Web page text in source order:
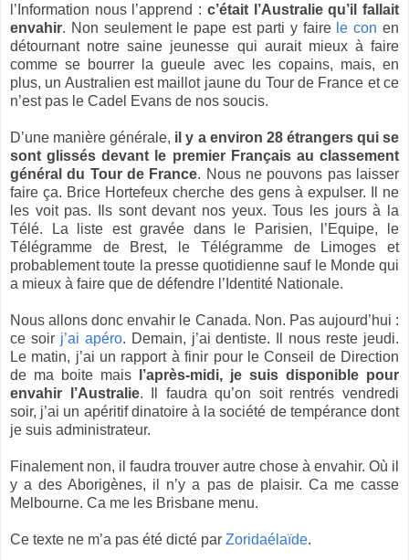
l’Information nous l’apprend : c’était l’Australie qu’il fallait
envahir. Non seulement le pape est parti y faire le con en
détournant notre saine jeunesse qui aurait mieux à faire
comme se bourrer la gueule avec les copains, mais, en
plus, un Australien est maillot jaune du Tour de France et ce
n’est pas le Cadel Evans de nos soucis.
D’une manière générale, il y a environ 28 étrangers qui se
sont glissés devant le premier Français au classement
général du Tour de France. Nous ne pouvons pas laisser
faire ça. Brice Hortefeux cherche des gens à expulser. Il ne
les voit pas. Ils sont devant nos yeux. Tous les jours à la
Télé. La liste est gravée dans le Parisien, l’Equipe, le
Télégramme de Brest, le Télégramme de Limoges et
probablement toute la presse quotidienne sauf le Monde qui
a mieux à faire que de défendre l’Identité Nationale.
Nous allons donc envahir le Canada. Non. Pas aujourd’hui :
ce soir j’ai apéro. Demain, j’ai dentiste. Il nous reste jeudi.
Le matin, j’ai un rapport à finir pour le Conseil de Direction
de ma boite mais
l’après-midi, je suis disponible pour
envahir l’Australie. Il faudra qu’on soit rentrés vendredi
soir, j’ai un apéritif dinatoire à la société de tempérance dont
je suis administrateur.
Finalement non, il faudra trouver autre chose à envahir. Où il
y a des Aborigènes, il n’y a pas de plaisir. Ca me casse
Melbourne. Ca me les Brisbane menu.
Ce texte ne m’a pas été dicté par Zoridaélaïde.